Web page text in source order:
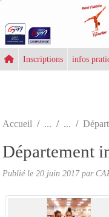
Inscriptions infos
Accueil
Département
Publié le 20 juin 2017par
Panneau de gestion des